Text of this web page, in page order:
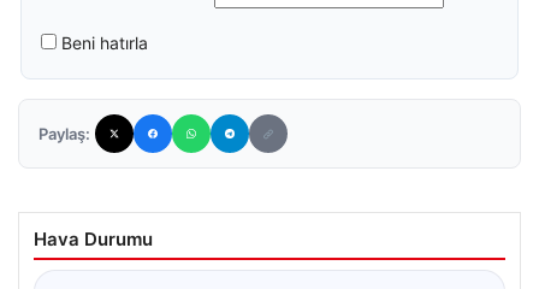
Beni hatırla
Paylaş:
Hava Durumu